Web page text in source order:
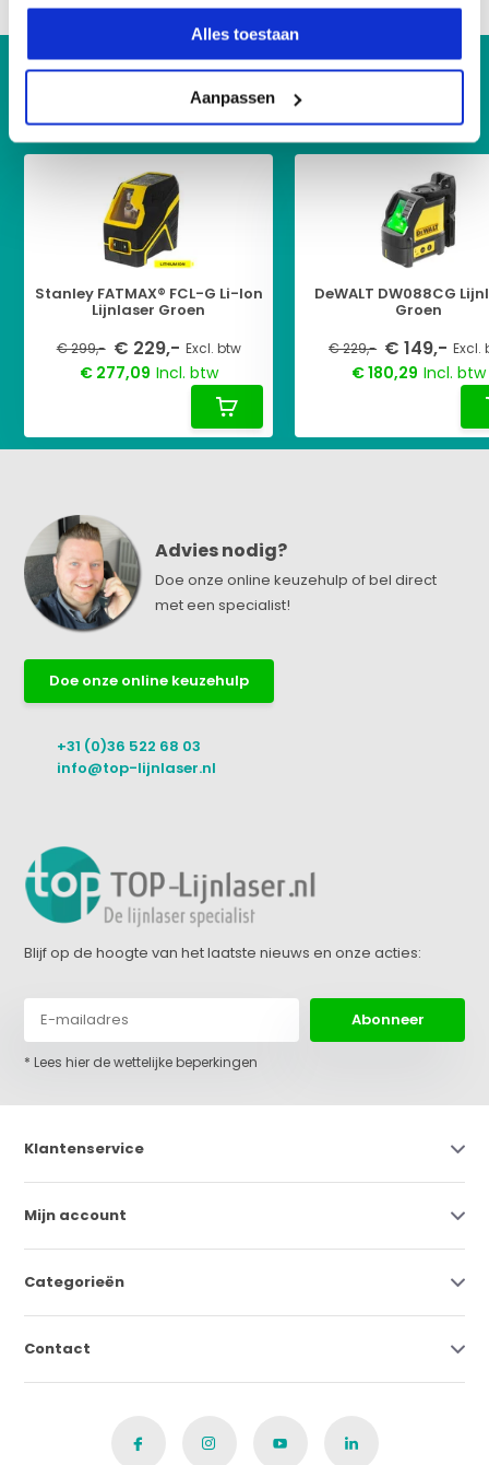
Alles toestaan
Aanpassen
KIJK OOK HIER EENS NAAR
Vergelijkbare producten:
Stanley FATMAX® FCL-G Li-Ion
Lijnlaser Groen
€ 299,- € 229,- Excl. btw
€ 277,09 Incl. btw
DeWALT DW088CG
Groen
€ 229,- € 149,- Excl.
€ 180,29 Incl. btw
Advies nodig?
Doe onze online keuzehulp of bel direct
met een specialist!
Doe onze online keuzehulp
+31 (0)36 522 68 03
info@top-lijnlaser.nl
Blijf op de hoogte van het laatste nieuws en onze acties:
Abonneer
* Lees hier de wettelijke beperkingen
Klantenservice
Mijn account
Categorieën
Contact